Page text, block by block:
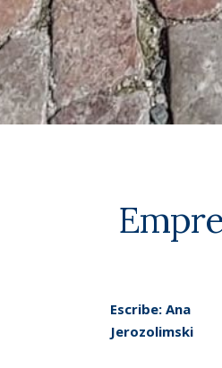
Escribe: Ana
Jerozolimski